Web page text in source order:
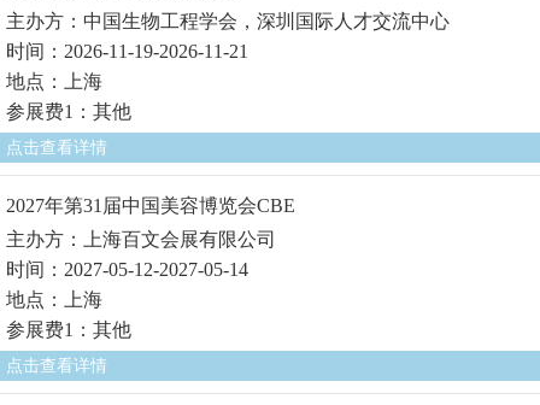
主办方：中国生物工程学会，深圳国际人才交流中心
时间：2026-11-19-2026-11-21
地点：上海
参展费1：其他
点击查看详情
2027年第31届中国美容博览会CBE
主办方：上海百文会展有限公司
时间：2027-05-12-2027-05-14
地点：上海
参展费1：其他
点击查看详情